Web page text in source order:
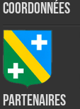
Coordonnées
Partenaires